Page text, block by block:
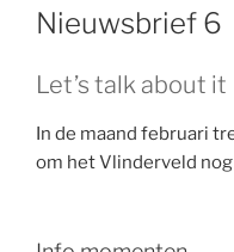
OP
Nieuwsbrief 6
Let’s talk about it
In de maand februari
om het Vlinderveld